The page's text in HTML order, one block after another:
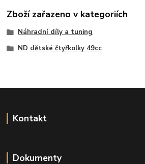
Zboží zařazeno v kategoriích
Náhradní díly a tuning
ND dětské čtyřkolky 49cc
Kontakt
Dokumenty